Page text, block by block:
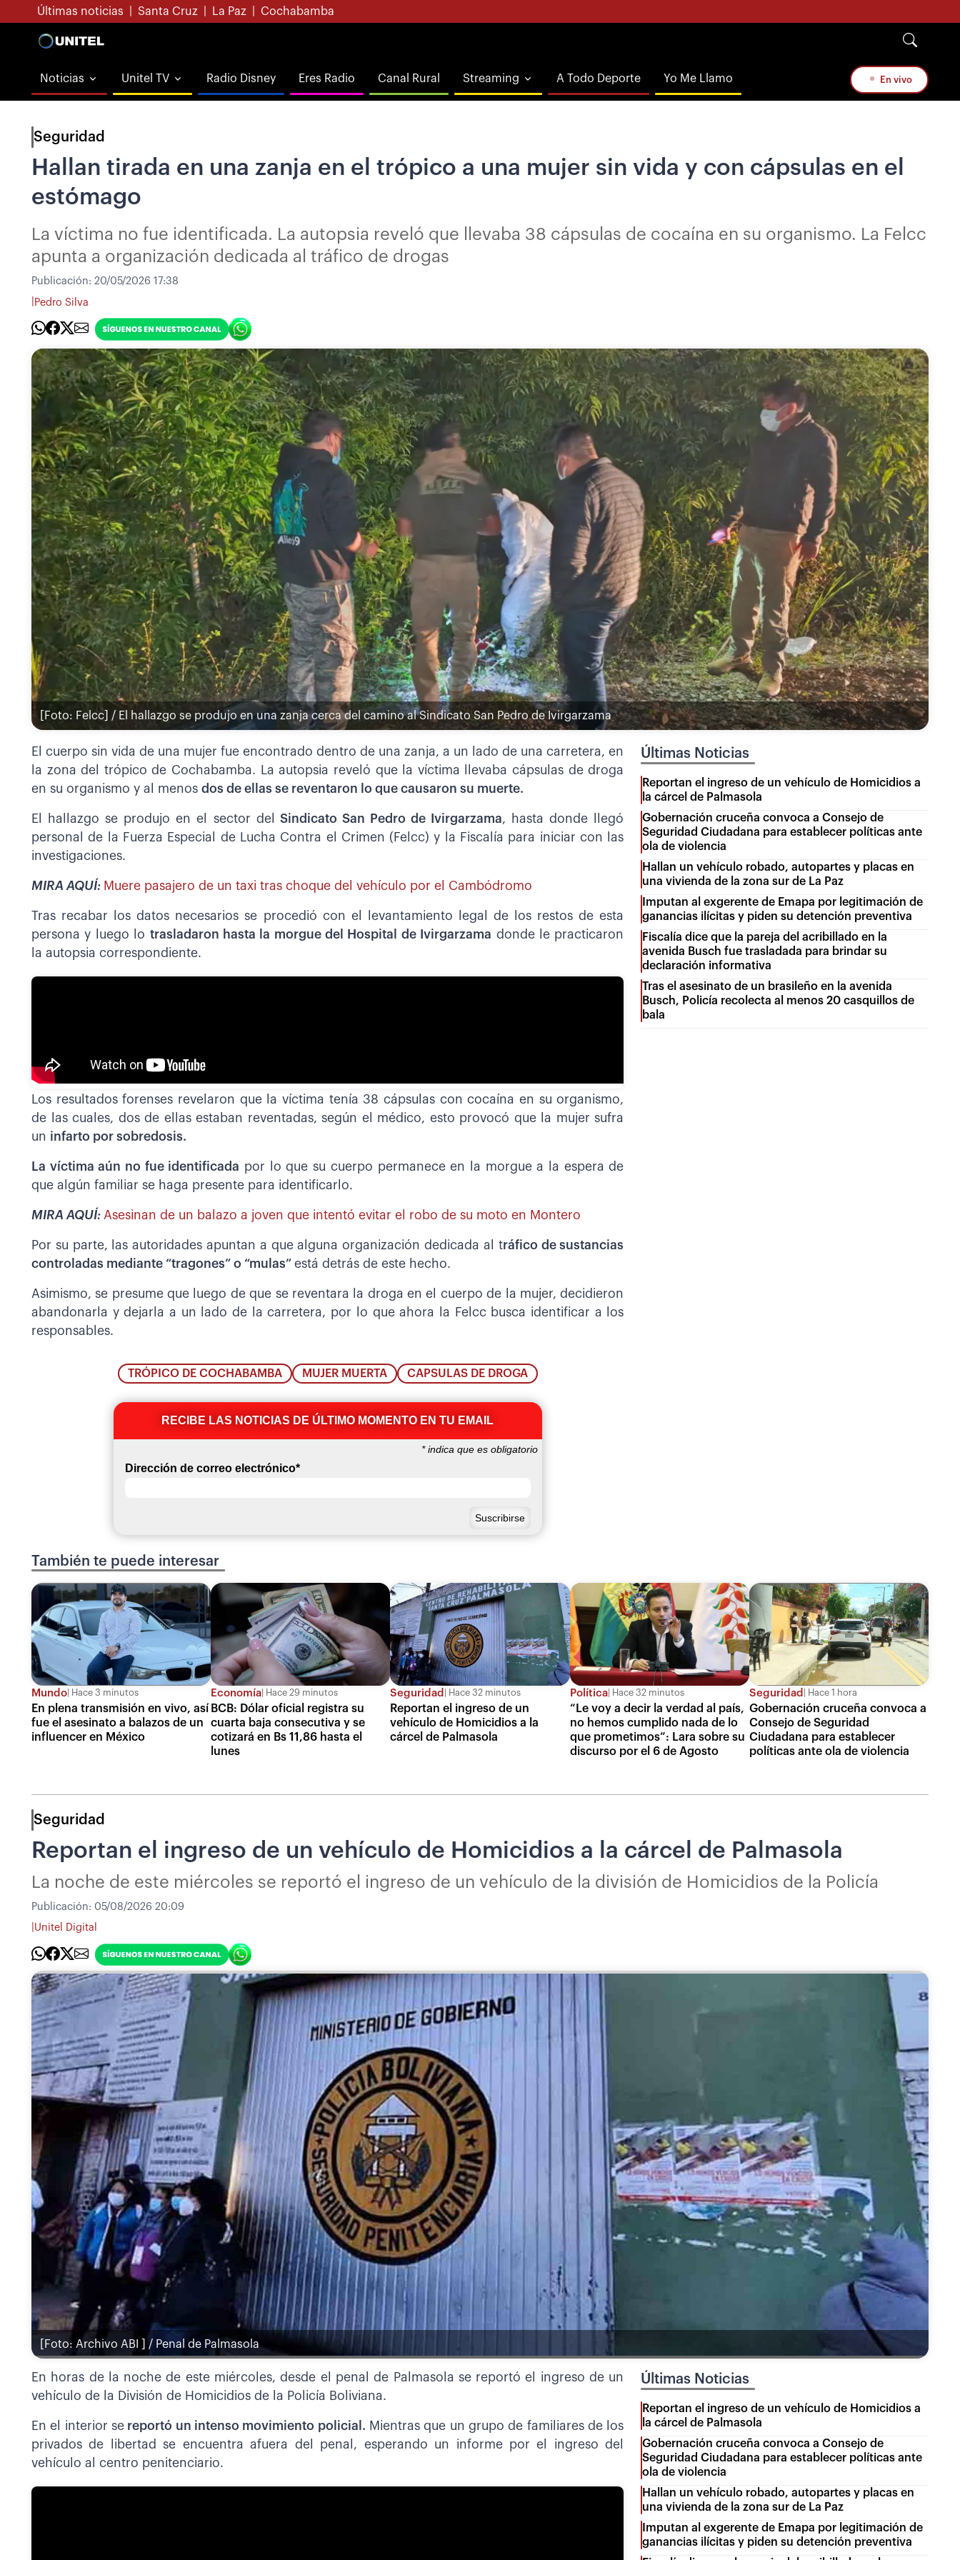
Últimas noticias Santa Cruz La Paz Cochabamba
Noticias Unitel TV Radio Disney Eres Radio Canal Rural Streaming A Todo Deporte Yo Me Llamo En vivo
Seguridad
Hallan tirada en una zanja en el trópico a una mujer sin vida y con cápsulas en el
estómago
La víctima no fue identificada. La autopsia reveló que llevaba 38 cápsulas de cocaína en su organismo. La Felcc
apunta a organización dedicada al tráfico de drogas
Publicación: 20/05/2026 17:38
Pedro Silva
[Foto: Felcc] / El hallazgo se produjo en una zanja cerca del camino al Sindicato San Pedro de Ivirgarzama
El cuerpo sin vida de una mujer fue encontrado dentro de una zanja, a un lado de una carretera, en
la zona del trópico de Cochabamba. La autopsia reveló que la víctima llevaba cápsulas de droga
en su organismo y al menos dos de ellas se reventaron lo que causaron su muerte.
El hallazgo se produjo en el sector del Sindicato San Pedro de Ivirgarzama, hasta donde llegó
personal de la Fuerza Especial de Lucha Contra el Crimen (Felcc) y la Fiscalía para iniciar con las
investigaciones.
MIRA AQUÍ: Muere pasajero de un taxi tras choque del vehículo por el Cambódromo
Tras recabar los datos necesarios se procedió con el levantamiento legal de los restos de esta
persona y luego lo trasladaron hasta la morgue del Hospital de Ivirgarzama donde le practicaron
la autopsia correspondiente.
Los resultados forenses revelaron que la víctima tenía 38 cápsulas con cocaína en su organismo,
de las cuales, dos de ellas estaban reventadas, según el médico, esto provocó que la mujer sufra
un infarto por sobredosis.
La víctima aún no fue identificada por lo que su cuerpo permanece en la morgue a la espera de
que algún familiar se haga presente para identificarlo.
MIRA AQUÍ: Asesinan de un balazo a joven que intentó evitar el robo de su moto en Montero
Por su parte, las autoridades apuntan a que alguna organización dedicada al tráfico de sustancias
controladas mediante “tragones” o “mulas” está detrás de este hecho.
Asimismo, se presume que luego de que se reventara la droga en el cuerpo de la mujer, decidieron
abandonarla y dejarla a un lado de la carretera, por lo que ahora la Felcc busca identificar a los
responsables.
TRÓPICO DE COCHABAMBA MUJER MUERTA CAPSULAS DE DROGA
RECIBE LAS NOTICIAS DE ÚLTIMO MOMENTO EN TU EMAIL
*indica que es obligatorio
Dirección de correo electrónico*
Últimas Noticias
Reportan el ingreso de un vehículo de Homicidios a
la cárcel de Palmasola
Gobernación cruceña convoca a Consejo de
Seguridad Ciudadana para establecer políticas ante
ola de violencia
Hallan un vehículo robado, autopartes y placas en
una vivienda de la zona sur de La Paz
Imputan al exgerente de Emapa por legitimación de
ganancias ilícitas y piden su detención preventiva
Fiscalía dice que la pareja del acribillado en la
avenida Busch fue trasladada para brindar su
declaración informativa
Tras el asesinato de un brasileño en la avenida
Busch, Policía recolecta al menos 20 casquillos de
bala
También te puede interesar
Mundo Hace 3 minutos
En plena transmisión en vivo, así
fue el asesinato a balazos de un
influencer en México
Economía Hace 29 minutos
BCB: Dólar oficial registra su
cuarta baja consecutiva y se
cotizará en Bs 11,86 hasta el
lunes
Seguridad Hace 32 minutos
Reportan el ingreso de un
vehículo de Homicidios a la
cárcel de Palmasola
Política Hace 32 minutos
“Le voy a decir la verdad al país,
no hemos cumplido nada de lo
que prometimos”: Lara sobre su
discurso por el 6 de Agosto
Seguridad Hace 1 hora
Gobernación cruceña convoca a
Consejo de Seguridad
Ciudadana para establecer
políticas ante ola de violencia
Seguridad
Reportan el ingreso de un vehículo de Homicidios a la cárcel de Palmasola
La noche de este miércoles se reportó el ingreso de un vehículo de la división de Homicidios de la Policía
Publicación: 05/08/2026 20:09
Unitel Digital
[Foto: Archivo ABI ] / Penal de Palmasola
En horas de la noche de este miércoles, desde el penal de Palmasola se reportó el ingreso de un
vehículo de la División de Homicidios de la Policía Boliviana.
En el interior se reportó un intenso movimiento policial. Mientras que un grupo de familiares de los
privados de libertad se encuentra afuera del penal, esperando un informe por el ingreso del
vehículo al centro penitenciario.
Últimas Noticias
Reportan el ingreso de un vehículo de Homicidios a
la cárcel de Palmasola
Gobernación cruceña convoca a Consejo de
Seguridad Ciudadana para establecer políticas ante
ola de violencia
Hallan un vehículo robado, autopartes y placas en
una vivienda de la zona sur de La Paz
Imputan al exgerente de Emapa por legitimación de
ganancias ilícitas y piden su detención preventiva